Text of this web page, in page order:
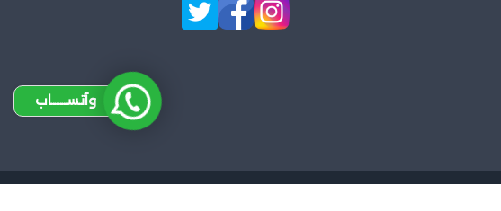
وآتســــاب